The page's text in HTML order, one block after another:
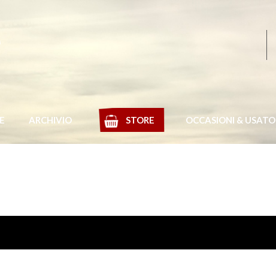
ARCHIVIO STORE OCCASIONI & USATO